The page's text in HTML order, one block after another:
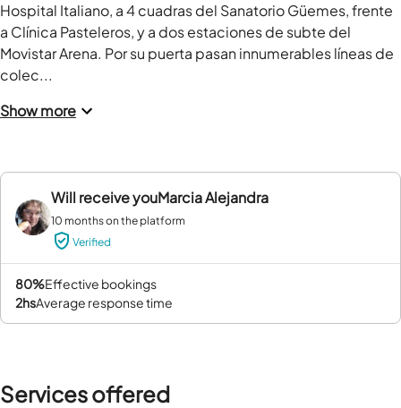
Hospital Italiano, a 4 cuadras del Sanatorio Güemes, frente
a Clínica Pasteleros, y a dos estaciones de subte del
Movistar Arena. Por su puerta pasan innumerables líneas de
colec...
Show more
Will receive youMarcia Alejandra
10 months on the platform
Verified
80% effective bookings
2hs average response time
Services offered